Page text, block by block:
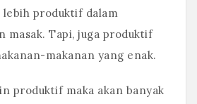
lebih produktif dalam
masak. Tapi, juga produktif
makanan yang enak.
produktif maka akan banyak